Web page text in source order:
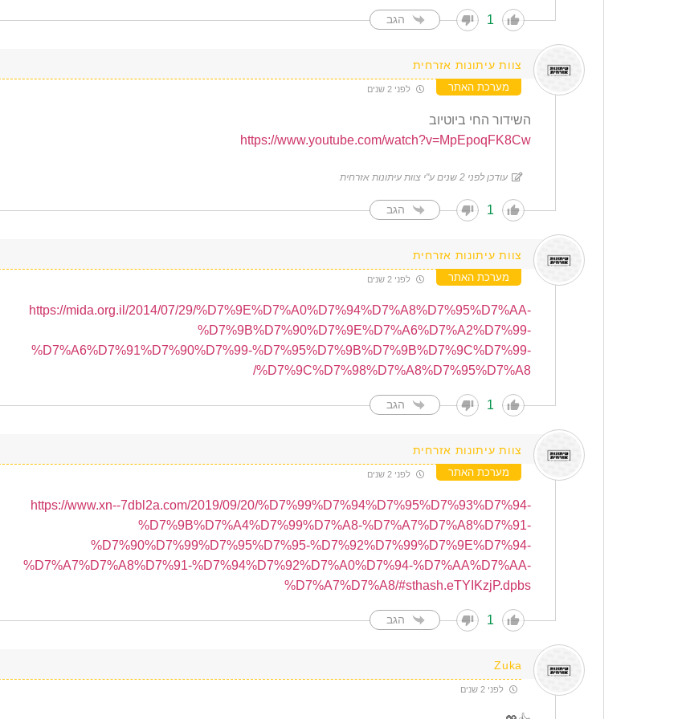
1 הגב
צוות עיתונות אזרחית
מערכת האתר לפני 2 שנים
השידור החי ביוטיוב
https://www.youtube.com/watch?v=MpEpoqFK8Cw
עודכן לפני 2 שנים ע"י צוות עיתונות אזרחית
1 הגב
צוות עיתונות אזרחית
מערכת האתר לפני 2 שנים
https://mida.org.il/2014/07/29/%D7%9E%D7%A0%D7%94%D7%A8%D7%95%D7%AA-
%D7%9B%D7%90%D7%9E%D7%A6%D7%A2%D7%99-
%D7%A6%D7%91%D7%90%D7%99-%D7%95%D7%9B%D7%9B%D7%9C%D7%99-
%D7%9C%D7%98%D7%A8%D7%95%D7%A8/
1 הגב
צוות עיתונות אזרחית
מערכת האתר לפני 2 שנים
https://www.xn--7dbl2a.com/2019/09/20/%D7%99%D7%94%D7%95%D7%93%D7%94-
%D7%9B%D7%A4%D7%99%D7%A8-%D7%A7%D7%A8%D7%91-
%D7%90%D7%99%D7%95%D7%95-%D7%92%D7%99%D7%9E%D7%94-
%D7%A7%D7%A8%D7%91-%D7%94%D7%92%D7%A0%D7%94-%D7%AA%D7%AA-
%D7%A7%D7%A8/#sthash.eTYIKzjP.dpbs
1 הגב
Zuka
לפני 2 שנים